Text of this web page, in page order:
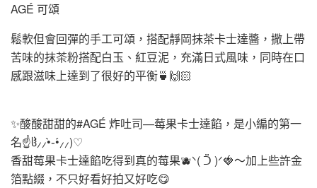
AGÉ 可頌
鬆軟但會回彈的手工可頌，搭配靜岡抹茶卡士達醬，撒上帶
苦味的抹茶粉搭配白玉、紅豆泥，充滿日式風味，同時在口
感跟滋味上達到了很好的平衡🍵🙌🏻
✨酸酸甜甜的#AGÉ 炸吐司—莓果卡士達餡，是小編的第一
名☝️ჱ̒⸝⸝•̀֊•́⸝⸝)♡
香甜莓果卡士達餡吃得到真的莓果🫐ᐠ( ᑒ )ᐟ🍓～加上些許金
箔點綴，不只好看好拍又好吃😋